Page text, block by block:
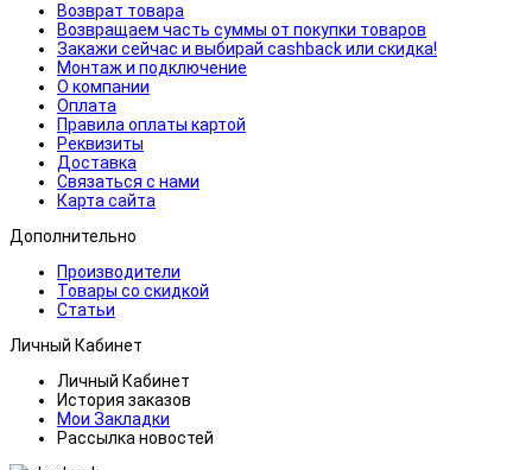
Возврат товара
Возвращаем часть суммы от покупки товаров
Закажи сейчас и выбирай cashback или скидка!
Монтаж и подключение
О компании
Оплата
Правила оплаты картой
Реквизиты
Доставка
Связаться с нами
Карта сайта
Дополнительно
Производители
Товары со скидкой
Статьи
Личный Кабинет
Личный Кабинет
История заказов
Мои Закладки
Рассылка новостей